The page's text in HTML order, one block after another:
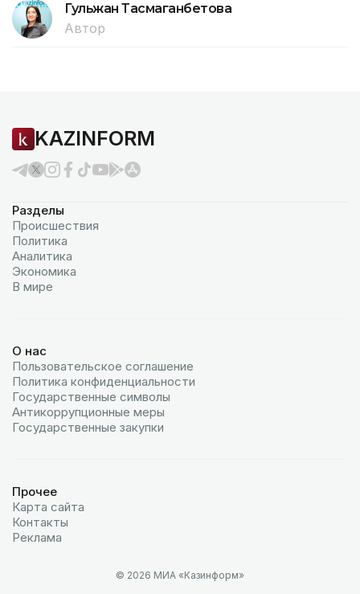
Гульжан Тасмаганбетова
Автор
KAZINFORM
Разделы
Происшествия
Политика
Аналитика
Экономика
В мире
О нас
Пользовательское соглашение
Политика конфиденциальности
Государственные символы
Антикоррупционные меры
Государственные закупки
Прочее
Карта сайта
Контакты
Реклама
© 2026 МИА «Казинформ»